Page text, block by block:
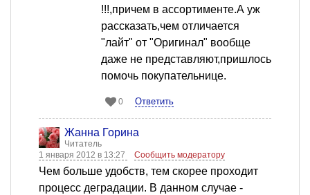
!!!,причем в ассортименте.А уж
рассказать,чем отличается
"лайт" от "Оригинал" вообще
даже не представляют,пришлось
помочь покупательнице.
0 Ответить
Жанна Горина
Читатель
1 января 2012 в 13:27
Сообщить модератору
Чем больше удобств, тем скорее проходит
процесс деградации. В данном случае -